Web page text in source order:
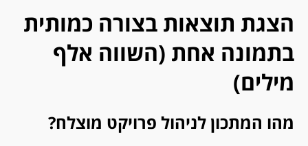
הצגת תוצאות בצורה כמותית
בתמונה אחת (השווה אלף
מילים)
מהו המתכון לניהול פרויקט מוצלח?